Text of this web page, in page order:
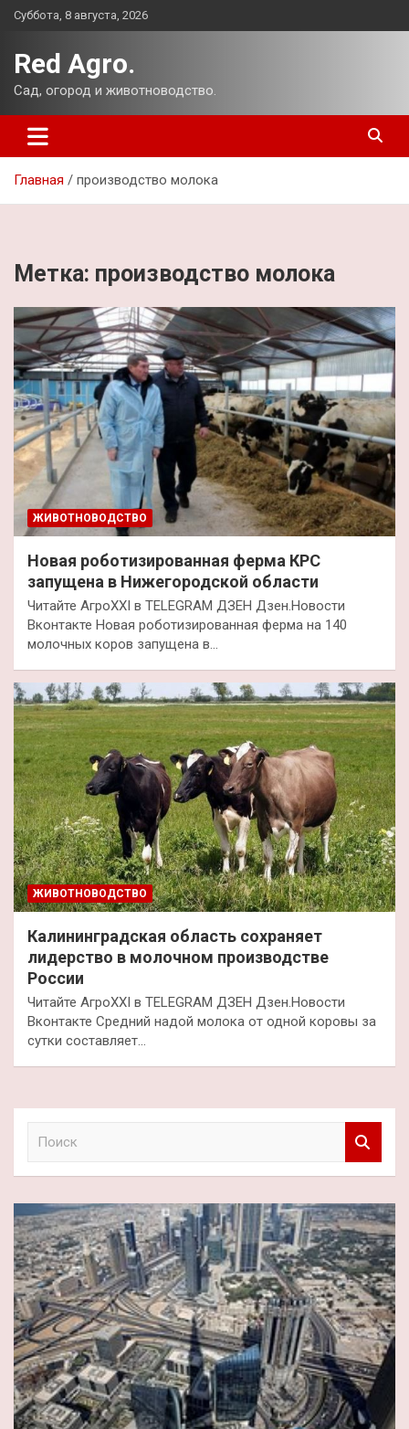
Перейти
Суббота, 8 августа, 2026
Red Agro.
Сад, огород и животноводство.
Главная производство молока
Метка: производство молока
ЖИВОТНОВОДСТВО
Новая роботизированная ферма КРС
запущена в Нижегородской области
Читайте АгроXXI в TELEGRAM ДЗЕН Дзен.Новости
Вконтакте Новая роботизированная ферма на 140
молочных коров запущена в…
ЖИВОТНОВОДСТВО
Калининградская область сохраняет
лидерство в молочном производстве
России
Читайте АгроXXI в TELEGRAM ДЗЕН Дзен.Новости
Вконтакте Средний надой молока от одной коровы за
сутки составляет…
к